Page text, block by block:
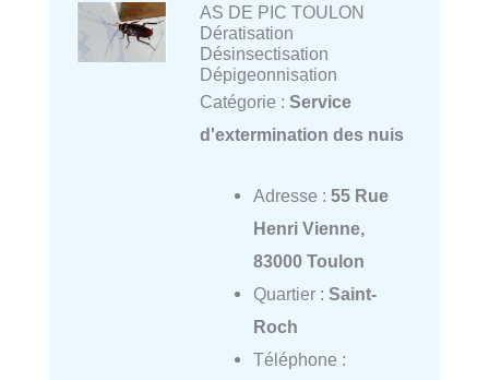
AS DE PIC TOULON
Dératisation
Désinsectisation
Dépigeonnisation
Catégorie : Service
d'extermination des nuis
Adresse : 55 Rue
Henri Vienne,
83000 Toulon
Quartier : Saint-
Roch
Téléphone :